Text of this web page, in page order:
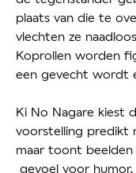
plaats van die te
vlechten ze
Koprollen worden
een gevecht wordt
Ki No Nagare kiest
voorstelling predikt
maar toont beelden
gevoel voor humor.